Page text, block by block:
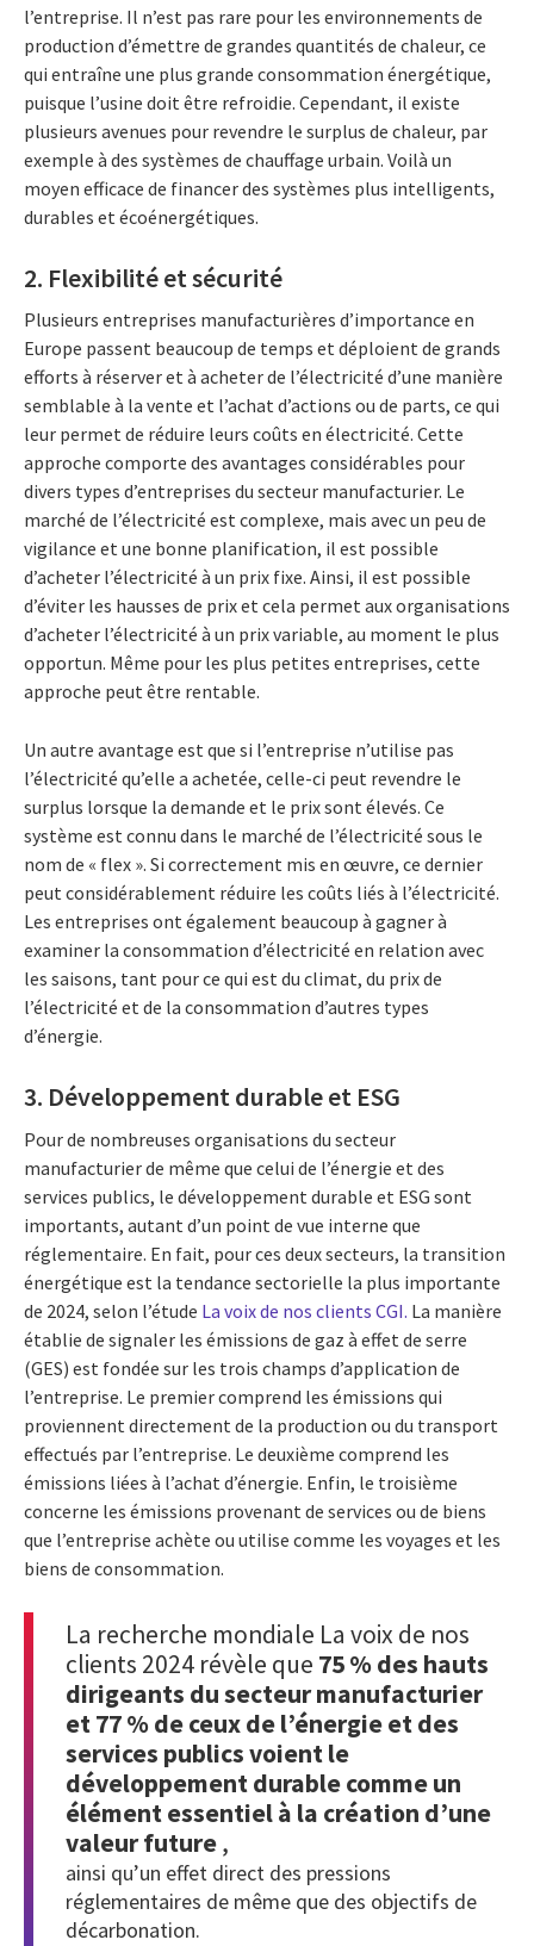
l’entreprise. Il n’est pas rare pour les environnements de
production d’émettre de grandes quantités de chaleur, ce
qui entraîne une plus grande consommation énergétique,
puisque l’usine doit être refroidie. Cependant, il existe
plusieurs avenues pour revendre le surplus de chaleur, par
exemple à des systèmes de chauffage urbain. Voilà un
moyen efficace de financer des systèmes plus intelligents,
durables et écoénergétiques.
2. Flexibilité et sécurité
Plusieurs entreprises manufacturières d’importance en
Europe passent beaucoup de temps et déploient de grands
efforts à réserver et à acheter de l’électricité d’une manière
semblable à la vente et l’achat d’actions ou de parts, ce qui
leur permet de réduire leurs coûts en électricité. Cette
approche comporte des avantages considérables pour
divers types d’entreprises du secteur manufacturier. Le
marché de l’électricité est complexe, mais avec un peu de
vigilance et une bonne planification, il est possible
d’acheter l’électricité à un prix fixe. Ainsi, il est possible
d’éviter les hausses de prix et cela permet aux organisations
d’acheter l’électricité à un prix variable, au moment le plus
opportun. Même pour les plus petites entreprises, cette
approche peut être rentable.
Un autre avantage est que si l’entreprise n’utilise pas
l’électricité qu’elle a achetée, celle-ci peut revendre le
surplus lorsque la demande et le prix sont élevés. Ce
système est connu dans le marché de l’électricité sous le
nom de « flex ». Si correctement mis en œuvre, ce dernier
peut considérablement réduire les coûts liés à l’électricité.
Les entreprises ont également beaucoup à gagner à
examiner la consommation d’électricité en relation avec
les saisons, tant pour ce qui est du climat, du prix de
l’électricité et de la consommation d’autres types
d’énergie.
3. Développement durable et ESG
Pour de nombreuses organisations du secteur
manufacturier de même que celui de l’énergie et des
services publics, le développement durable et ESG sont
importants, autant d’un point de vue interne que
réglementaire. En fait, pour ces deux secteurs, la transition
énergétique est la tendance sectorielle la plus importante
de 2024, selon l’étude La voix de nos clients CGI. La manière
établie de signaler les émissions de gaz à effet de serre
(GES) est fondée sur les trois champs d’application de
l’entreprise. Le premier comprend les émissions qui
proviennent directement de la production ou du transport
effectués par l’entreprise. Le deuxième comprend les
émissions liées à l’achat d’énergie. Enfin, le troisième
concerne les émissions provenant de services ou de biens
que l’entreprise achète ou utilise comme les voyages et les
biens de consommation.
La recherche mondiale La voix de nos
clients 2024 révèle que 75 % des hauts
dirigeants du secteur manufacturier
et 77 % de ceux de l’énergie et des
services publics voient le
développement durable comme un
élément essentiel à la création d’une
valeur future,
ainsi qu’un effet direct des pressions
réglementaires de même que des objectifs de
décarbonation.